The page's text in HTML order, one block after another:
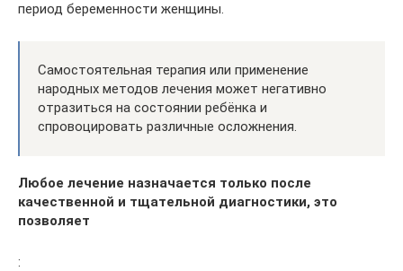
период беременности женщины.
Самостоятельная терапия или применение
народных методов лечения может негативно
отразиться на состоянии ребёнка и
спровоцировать различные осложнения.
Любое лечение назначается только после
качественной и тщательной диагностики, это
позволяет
: